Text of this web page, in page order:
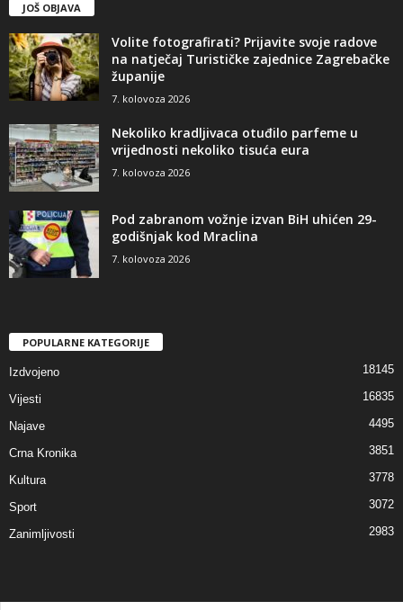
JOŠ OBJAVA
Volite fotografirati? Prijavite svoje radove
na natječaj Turističke zajednice Zagrebačke
županije
7. kolovoza 2026
Nekoliko kradljivaca otuđilo parfeme u
vrijednosti nekoliko tisuća eura
7. kolovoza 2026
Pod zabranom vožnje izvan BiH uhićen 29-
godišnjak kod Mraclina
7. kolovoza 2026
POPULARNE KATEGORIJE
Izdvojeno 18145
Vijesti 16835
Najave 4495
Crna Kronika 3851
Kultura 3778
Sport 3072
Zanimljivosti 2983